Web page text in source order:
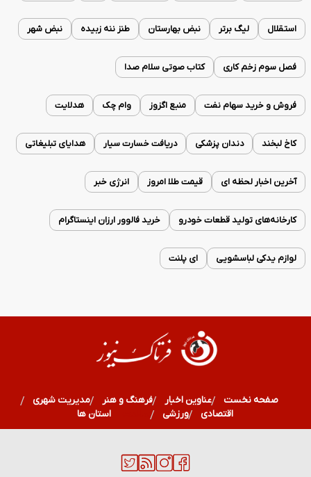
استقلال لیگ برتر نبض بهارستان طنز ننه زبیده نبض شهر
فصل سوم زخم کاری کتاب صوتی سلام صدا
فروش و خرید سهام نفت منبع اگزوز وام چک هدلایت
کاخ لبخند دندان پزشکی دریافت خسارت سیار هدایای تبلیغاتی
آخرین اخبار لحظه ای قیمت طلا امروز انرژی خبر
کارخانه‌های تولید قطعات خودرو خرید فالوور ارزان اینستاگرام
لوازم یدکی لباسشویی ای پلنت
صفحه نخست عناوین اخبار فرهنگ و هنر
مدیریت شهری
اقتصادی
ورزشی سلامت استان ها